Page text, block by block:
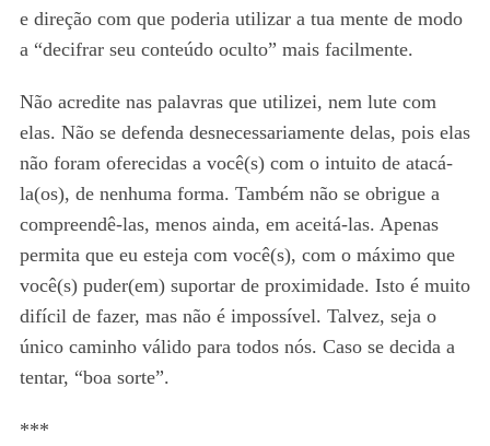
e direção com que poderia utilizar a tua mente de modo
a “decifrar seu conteúdo oculto” mais facilmente.
Não acredite nas palavras que utilizei, nem lute com
elas. Não se defenda desnecessariamente delas, pois elas
não foram oferecidas a você(s) com o intuito de atacá-
la(os), de nenhuma forma. Também não se obrigue a
compreendê-las, menos ainda, em aceitá-las. Apenas
permita que eu esteja com você(s), com o máximo que
você(s) puder(em) suportar de proximidade. Isto é muito
difícil de fazer, mas não é impossível. Talvez, seja o
único caminho válido para todos nós. Caso se decida a
tentar, “boa sorte”.
***